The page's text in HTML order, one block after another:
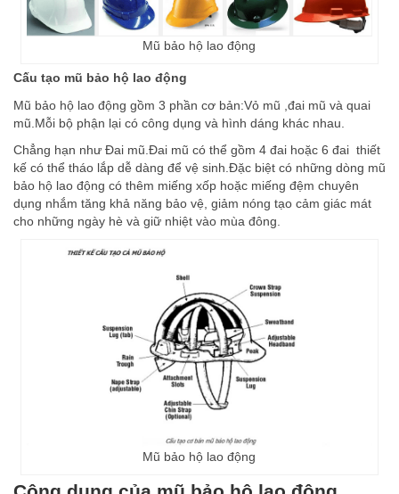
Mũ bảo hộ lao động
Cấu tạo mũ bảo hộ lao động
Mũ bảo hộ lao động gồm 3 phần cơ bản:Vỏ mũ ,đai mũ và quai
mũ.Mỗi bộ phận lại có công dụng và hình dáng khác nhau.
Chẳng hạn như Đai mũ.Đai mũ có thể gồm 4 đai hoặc 6 đai thiết
kế có thể tháo lắp dễ dàng để vệ sinh.Đặc biệt có những dòng mũ
bảo hộ lao động có thêm miếng xốp hoặc miếng đệm chuyên
dụng nhắm tăng khả năng bảo vệ, giảm nóng tạo cảm giác mát
cho những ngày hè và giữ nhiệt vào mùa đông.
Mũ bảo hộ lao động